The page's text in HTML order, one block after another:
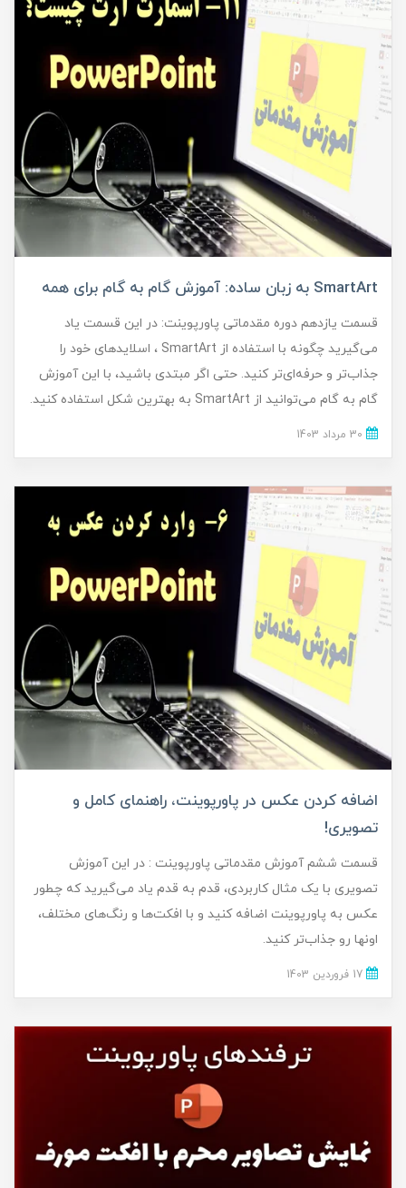
SmartArt به زبان ساده: آموزش گام به گام برای همه
قسمت یازدهم دوره مقدماتی پاورپوینت: در این قسمت یاد
می‌گیرید چگونه با استفاده از SmartArt ، اسلایدهای خود را
جذاب‌تر و حرفه‌ای‌تر کنید. حتی اگر مبتدی باشید، با این آموزش
گام به گام می‌توانید از SmartArt به بهترین شکل استفاده کنید.
اضافه کردن عکس در پاورپوینت، راهنمای کامل و
تصویری!
قسمت ششم آموزش مقدماتی پاورپوینت : در این آموزش
تصویری با یک مثال کاربردی، قدم به قدم یاد می‌گیرید که چطور
عکس به پاورپوینت اضافه کنید و با افکت‌ها و رنگ‌های مختلف،
اونها رو جذاب‌تر کنید.